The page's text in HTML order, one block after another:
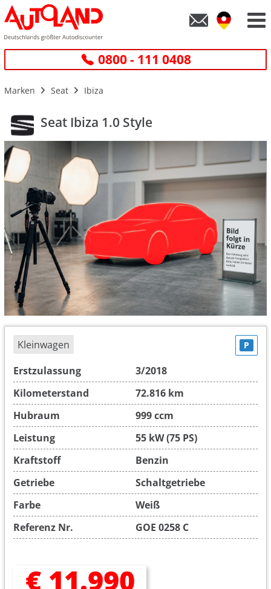
0800 - 111 0408
Marken Seat Ibiza
Seat Ibiza 1.0 Style
Kleinwagen P
Erstzulassung
3/2018
Kilometerstand
72.816 km
Hubraum
999 ccm
Leistung
55 kW (75 PS)
Kraftstoff
Benzin
Getriebe
Schaltgetriebe
Farbe
Weiß
Referenz Nr.
GOE 0258 C
€ 11.990